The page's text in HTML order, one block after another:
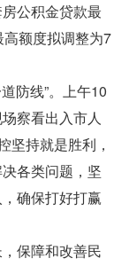
公积金贷款最
额度拟调整为7
防线”。上午10
察看出入市人
坚持就是胜利，
各类问题，坚
确保打好打赢
保障和改善民